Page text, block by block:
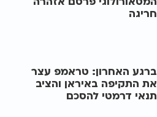
חריגה
ברגע האחרון: טראמפ עצר
את התקיפה באיראן והציב
תנאי דרמטי להסכם